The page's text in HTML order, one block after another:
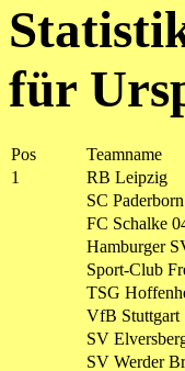
für
Pos
Teamname
1
RB Leipzig
SC
FC Schalke
Hamburger
Sport-Club
TSG
VfB Stuttgart
SV
SV Werder